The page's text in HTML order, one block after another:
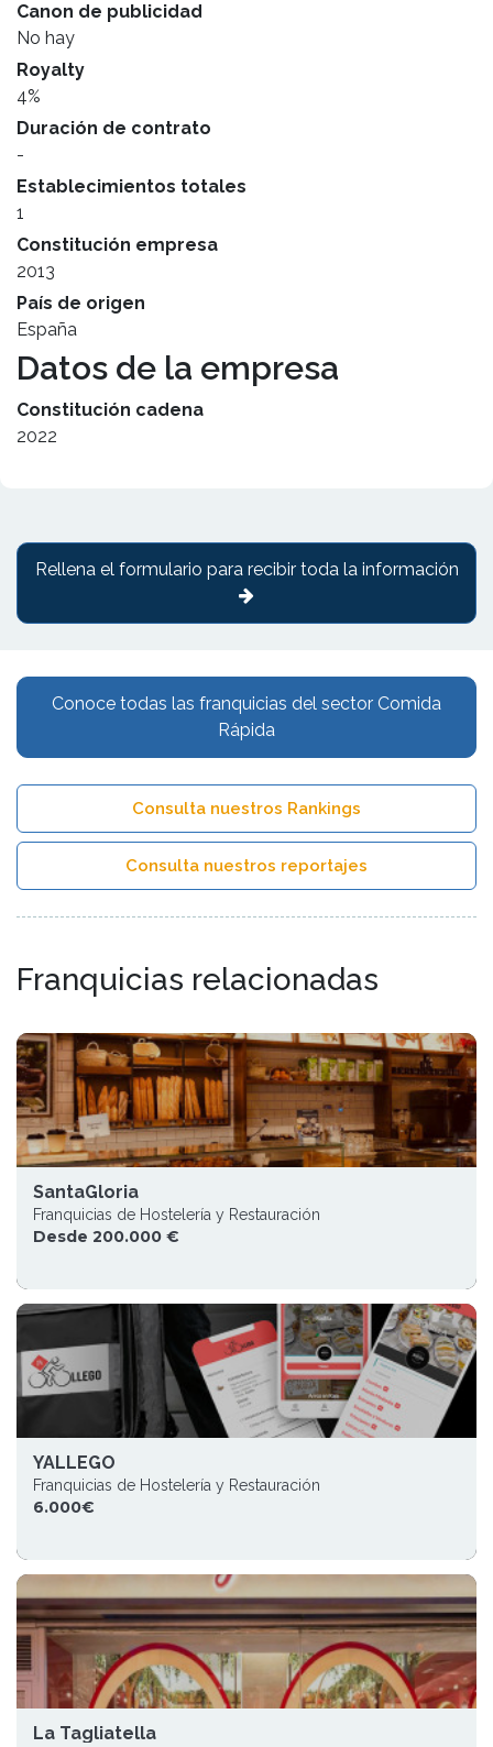
Canon de publicidad
No hay
Royalty
4%
Duración de contrato
-
Establecimientos totales
1
Constitución empresa
2013
País de origen
España
Datos de la empresa
Constitución cadena
2022
Conoce todas las franquicias del sector Comida
Rápida
Consulta nuestros Rankings
Consulta nuestros reportajes
Franquicias relacionadas
SantaGloria
Franquicias de Hostelería y Restauración
Desde 200.000 €
YALLEGO
Franquicias de Hostelería y Restauración
6.000€
La Tagliatella